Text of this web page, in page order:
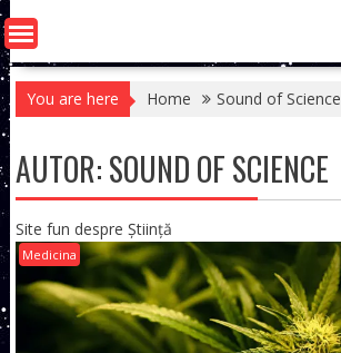
You are here Home Sound of Science
AUTOR:SOUND OF SCIENCE
Site fun despre Știință
Medicina